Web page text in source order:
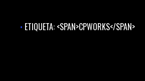
content ETIQUETA: <SPAN>CPWORKS</SPAN>